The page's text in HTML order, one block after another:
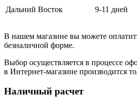
Дальний Восток 9-11 дней
В нашем магазине вы можете
безналичной форме.
Выбор осуществляется в процессе
в Интернет-магазине производится
Наличный расчет